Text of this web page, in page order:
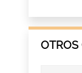
OTROS